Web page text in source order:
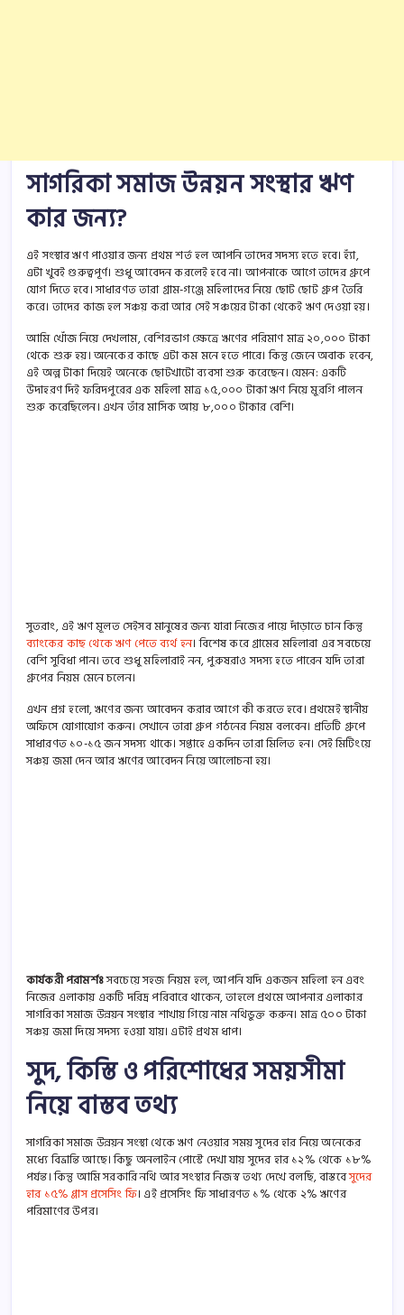
সাগরিকা সমাজ উন্নয়ন সংস্থার ঋণ
কার জন্য?
এই সংস্থার ঋণ পাওয়ার জন্য প্রথম শর্ত হল আপনি তাদের সদস্য হতে হবে। হ্যাঁ,
এটা খুবই গুরুত্বপূর্ণ। শুধু আবেদন করলেই হবে না। আপনাকে আগে তাদের গ্রুপে
যোগ দিতে হবে। সাধারণত তারা গ্রাম-গঞ্জে মহিলাদের নিয়ে ছোট ছোট গ্রুপ তৈরি
করে। তাদের কাজ হল সঞ্চয় করা আর সেই সঞ্চয়ের টাকা থেকেই ঋণ দেওয়া হয়।
আমি খোঁজ নিয়ে দেখলাম, বেশিরভাগ ক্ষেত্রে ঋণের পরিমাণ মাত্র ২০,০০০ টাকা
থেকে শুরু হয়। অনেকের কাছে এটা কম মনে হতে পারে। কিন্তু জেনে অবাক হবেন,
এই অল্প টাকা দিয়েই অনেকে ছোটখাটো ব্যবসা শুরু করেছেন। যেমন: একটি
উদাহরণ দিই ফরিদপুরের এক মহিলা মাত্র ১৫,০০০ টাকা ঋণ নিয়ে মুরগি পালন
শুরু করেছিলেন। এখন তাঁর মাসিক আয় ৮,০০০ টাকার বেশি।
সুতরাং, এই ঋণ মূলত সেইসব মানুষের জন্য যারা নিজের পায়ে দাঁড়াতে চান কিন্তু
ব্যাংকের কাছ থেকে ঋণ পেতে ব্যর্থ হন। বিশেষ করে গ্রামের মহিলারা এর সবচেয়ে
বেশি সুবিধা পান। তবে শুধু মহিলারাই নন, পুরুষরাও সদস্য হতে পারেন যদি তারা
গ্রুপের নিয়ম মেনে চলেন।
এখন প্রশ্ন হলো, ঋণের জন্য আবেদন করার আগে কী করতে হবে। প্রথমেই স্থানীয়
অফিসে যোগাযোগ করুন। সেখানে তারা গ্রুপ গঠনের নিয়ম বলবেন। প্রতিটি গ্রুপে
সাধারণত ১০-১৫ জন সদস্য থাকে। সপ্তাহে একদিন তারা মিলিত হন। সেই মিটিংয়ে
সঞ্চয় জমা দেন আর ঋণের আবেদন নিয়ে আলোচনা হয়।
কার্যকরী পরামর্শঃসবচেয়ে সহজ নিয়ম হল, আপনি যদি একজন মহিলা হন এবং
নিজের এলাকায় একটি দরিদ্র পরিবারে থাকেন, তাহলে প্রথমে আপনার এলাকার
সাগরিকা সমাজ উন্নয়ন সংস্থার শাখায় গিয়ে নাম নথিভুক্ত করুন। মাত্র ৫০০ টাকা
সঞ্চয় জমা দিয়ে সদস্য হওয়া যায়। এটাই প্রথম ধাপ।
সুদ, কিস্তি ও পরিশোধের সময়সীমা
নিয়ে বাস্তব তথ্য
সাগরিকা সমাজ উন্নয়ন সংস্থা থেকে ঋণ নেওয়ার সময় সুদের হার নিয়ে অনেকের
মধ্যে বিভ্রান্তি আছে। কিছু অনলাইন পোস্টে দেখা যায় সুদের হার ১২% থেকে ১৮%
পর্যন্ত। কিন্তু আমি সরকারি নথি আর সংস্থার নিজস্ব তথ্য দেখে বলছি, বাস্তবেসুদের
হার ১৫% প্লাস প্রসেসিং ফি। এই প্রসেসিং ফি সাধারণত ১% থেকে ২% ঋণের
পরিমাণের উপর।